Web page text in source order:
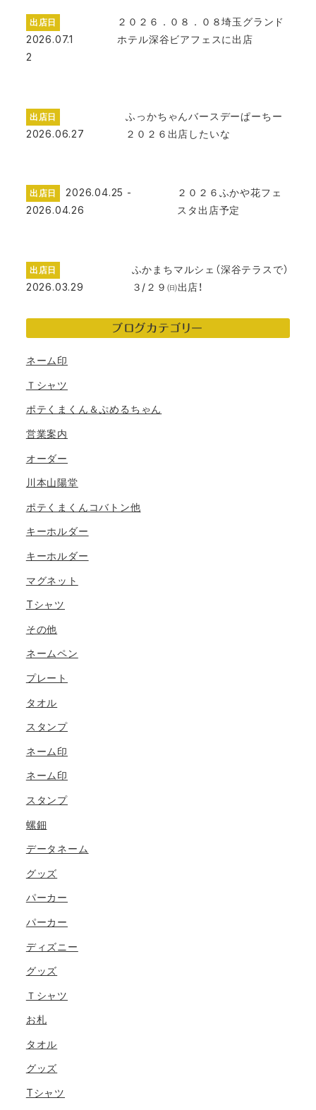
出店日
2026.07.1
2
２０２６．０８．０８埼玉グランド
ホテル深谷ビアフェスに出店
出店日
2026.06.27
ふっかちゃんバースデーぱーちー
２０２６出店したいな
出店日
2026.04.25 -
2026.04.26
２０２６ふかや花フェ
スタ出店予定
出店日
2026.03.29
ふかまちマルシェ（深谷テラスで）
３/２９㈰出店！
ブログカテゴリー
ネーム印
Ｔシャツ
ポテくまくん＆ぷめるちゃん
営業案内
オーダー
川本山陽堂
ポテくまくんコバトン他
キーホルダー
キーホルダー
マグネット
Tシャツ
その他
ネームペン
プレート
タオル
スタンプ
ネーム印
ネーム印
スタンプ
螺鈿
データネーム
グッズ
パーカー
パーカー
ディズニー
グッズ
Ｔシャツ
お札
タオル
グッズ
Tシャツ